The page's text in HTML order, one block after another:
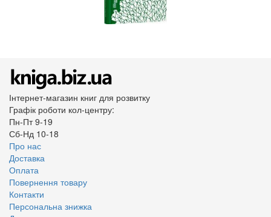
Інтернет-магазин книг для розвитку
Графік роботи кол-центру:
Пн-Пт 9-19
Сб-Нд 10-18
Про нас
Доставка
Оплата
Повернення товару
Контакти
Персональна знижка